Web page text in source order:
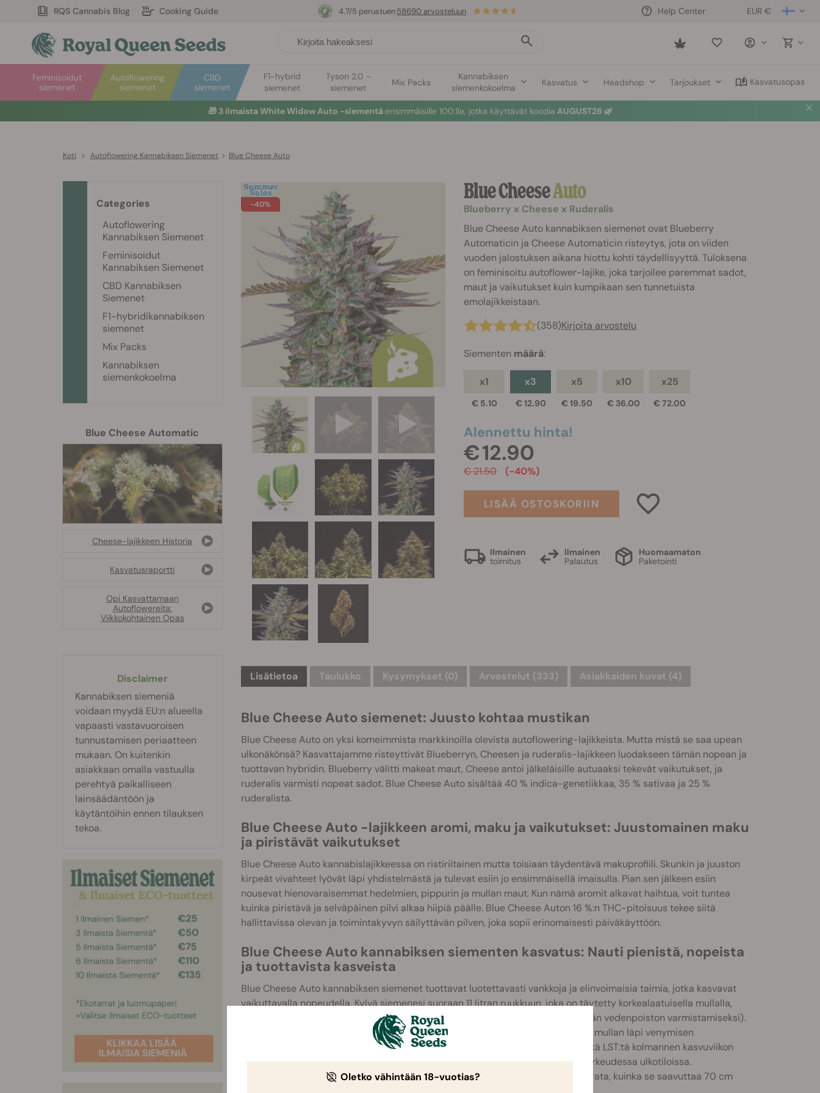
RQS Cannabis Blog Cooking Guide EUR €
Help Center
Saved
Autoflowering
siemenet
Feminisoidut
siemenet
CBD
siemenet
F1-hybrid
siemenet
Tyson 2.0 -
siemenet
Mix Packs
Kannabiksen
siemenkokoelma
Kasvatus Headshop Tarjoukset Kasvatusopas
4.7/5 perustuen58690 arvosteluun
🎁 3 ilmaista White Widow Auto -siementä ensimmäisille 100:lle, jotka käyttävät koodia AUGUST26 🌿
Koti > Autoflowering Kannabiksen Siemenet > Blue Cheese Auto
-40%
Blue CheeseAuto
Blueberry x Cheese x Ruderalis
Blue Cheese Auto kannabiksen siemenet ovat Blueberry
Automaticin ja Cheese Automaticin risteytys, jota on viiden
vuoden jalostuksen aikana hiottu kohti täydellisyyttä. Tuloksena
on feminisoitu autoflower-lajike, joka tarjoilee paremmat sadot,
maut ja vaikutukset kuin kumpikaan sen tunnetuista
emolajikkeistaan.
(358)Kirjoita arvostelu
Siementen määrä:
x1
€ 5.10
x3
€ 12.90
x5
€ 19.50
x10
€ 36.00
x25
€ 72.00
Alennettu hinta!
€ 12.90
€ 21.50 (-40%)
LISÄÄ OSTOSKORIIN
Ilmainen
toimitus
Ilmainen
Palautus
Huomaamaton
Paketointi
Lisätietoa Taulukko Kysymykset (0) Arvostelut (333) Asiakkaiden kuvat (4)
Blue Cheese Auto siemenet: Juusto kohtaa mustikan
Blue Cheese Auto on yksi komeimmista markkinoilla olevista autoflowering-lajikkeista. Mutta mistä se saa upean
ulkonäkönsä? Kasvattajamme risteyttivät Blueberryn, Cheesen ja ruderalis-lajikkeen luodakseen tämän nopean ja
tuottavan hybridin. Blueberry välitti makeat maut, Cheese antoi jälkeläisille autuaaksi tekevät vaikutukset, ja
ruderalis varmisti nopeat sadot. Blue Cheese Auto sisältää 40 % indica-genetiikkaa, 35 % sativaa ja 25 %
ruderalista.
Blue Cheese Auto -lajikkeen aromi, maku ja vaikutukset: Juustomainen maku
ja piristävät vaikutukset
Blue Cheese Auto kannabislajikkeessa on ristiriitainen mutta toisiaan täydentävä makuprofiili. Skunkin ja juuston
kirpeät vivahteet lyövät läpi yhdistelmästä ja tulevat esiin jo ensimmäisellä imaisulla. Pian sen jälkeen esiin
nousevat hienovaraisemmat hedelmien, pippurin ja mullan maut. Kun nämä aromit alkavat haihtua, voit tuntea
kuinka piristävä ja selväpäinen pilvi alkaa hiipiä päälle. Blue Cheese Auton 16 %:n THC-pitoisuus tekee siitä
hallittavissa olevan ja toimintakyvyn säilyttävän pilven, joka sopii erinomaisesti päiväkäyttöön.
Blue Cheese Auto kannabiksen siementen kasvatus: Nauti pienistä, nopeista
ja tuottavista kasveista
Blue Cheese Auto kannabiksen siemenet tuottavat luotettavasti vankkoja ja elinvoimaisia taimia, jotka kasvavat
vaikuttavalla nopeudella. Kylvä siemenesi suoraan 11 litran ruukkuun, joka on täytetty korkealaatuisella mullalla,
johon on lisätty orgaanista ainesta (ravinteiden sitomiseksi) ja perliittiä (riittävän vedenpoiston varmistamiseksi).
Pidä kasvatusvaloa päällä 24 tuntia joka päivä heti, kun näet verson puhkeavan mullan läpi venymisen
ehkäisemiseksi ja kasvun nopeuttamiseksi. Jos pidät arvossa pientä kokoa, käytä LST:tä kolmannen kasvuviikon
aikana, jotta kasvisi pysyy vain 40 cm:n korkeudessa sisätiloissa tai 60 cm:n korkeudessa ulkotiloissa.
Vaihtoehtoisesti voit antaa kasvin noudattaa luonnollista kasvurytmiään ja seurata, kuinka se saavuttaa 70 cm
Categories
Autoflowering
Kannabiksen Siemenet
Feminisoidut
Kannabiksen Siemenet
CBD Kannabiksen
Siemenet
F1-hybridikannabiksen
siemenet
Mix Packs
Kannabiksen
siemenkokoelma
Blue Cheese Automatic
Cheese-lajikkeen Historia
Kasvatusraportti
Opi Kasvattamaan
Autoflowereita:
Viikkokohtainen Opas
Disclaimer
Kannabiksen siemeniä
voidaan myydä EU:n alueella
vapaasti vastavuoroisen
tunnustamisen periaatteen
mukaan. On kuitenkin
asiakkaan omalla vastuulla
perehtyä paikalliseen
lainsäädäntöön ja
käytäntöihin ennen tilauksen
tekoa.
Oletko vähintään 18-vuotias?